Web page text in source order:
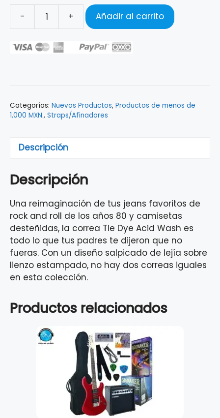
-
STRAP
TIE
WASH
0990637200
cantidad
+ Añadir al carrito
Categorías: Nuevos Productos, Productos de menos de
1,000 MXN., Straps/Afinadores
Descripción
Descripción
Una reimaginación de tus jeans favoritos de
rock and roll de los años 80 y camisetas
desteñidas, la correa Tie Dye Acid Wash es
todo lo que tus padres te dijeron que no
fueras. Con un diseño salpicado de lejía sobre
lienzo estampado, no hay dos correas iguales
en esta colección.
Productos relacionados